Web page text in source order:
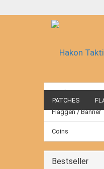
PATCHES
Patches
Flaggen / Banner
Coins
Bestseller